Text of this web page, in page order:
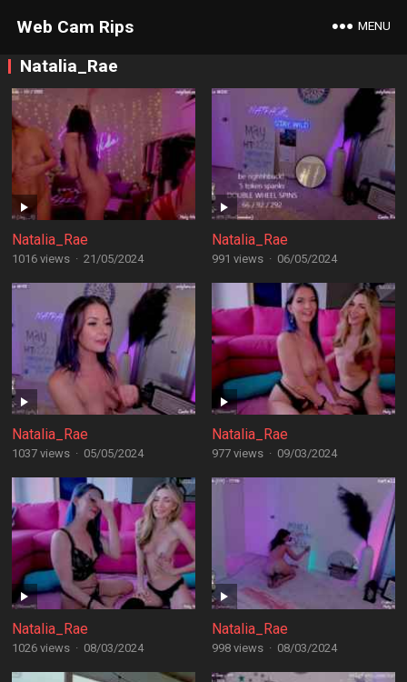
Web Cam Rips MENU
Natalia_Rae
Natalia_Rae
1016 views · 21/05/2024
Natalia_Rae
991 views · 06/05/2024
Natalia_Rae
1037 views · 05/05/2024
Natalia_Rae
977 views · 09/03/2024
Natalia_Rae
1026 views · 08/03/2024
Natalia_Rae
998 views · 08/03/2024